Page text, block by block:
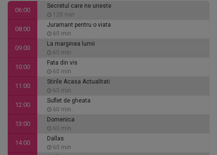
06:00
Secretul care ne uneste
120 min
08:00
Juramant pentru o viata
60 min
09:00
La marginea lumii
60 min
10:00
Fata din vis
60 min
11:00
Stirile Acasa Actualitati
60 min
12:00
Suflet de gheata
60 min
13:00
Domenica
60 min
14:00
Dallas
60 min